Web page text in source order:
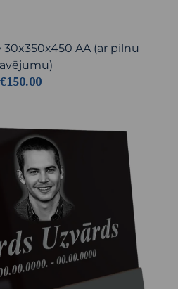
AA (ar pilnu
€150.00